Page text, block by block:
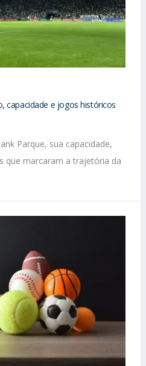
capacidade e jogos históricos
Parque, sua capacidade,
que marcaram a trajetória da